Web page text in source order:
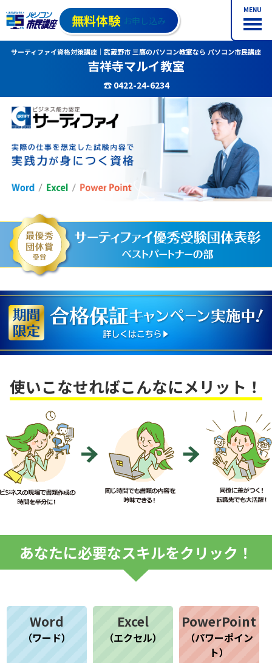
MENU
無料体験 お申し込み
サーティファイ資格対策講座｜武蔵野市 三鷹のパソコン教室なら パソコン市民講座
吉祥寺マルイ教室
☎ 0422-24-6234
使いこなせればこんなにメリット！
あなたに必要なスキルをクリック！
Word
（ワード）
Excel
（エクセル）
PowerPoint
（パワーポイン
ト）